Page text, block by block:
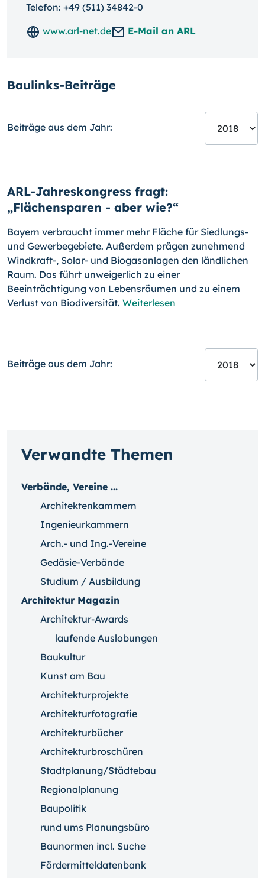
Telefon: +49 (511) 34842-0
www.arl-net.de
E-Mail an ARL
Baulinks-Beiträge
Beiträge aus dem Jahr:
ARL-Jahreskongress fragt:
„Flächensparen - aber wie?“
Bayern verbraucht immer mehr Fläche für Siedlungs-
und Ge­wer­be­ge­bie­te. Außerdem prägen zunehmend
Windkraft-, Solar- und Bio­gas­an­la­gen den ländlichen
Raum. Das führt unweigerlich zu einer
Beeinträchtigung von Lebensräumen und zu einem
Verlust von Biodiversität. Weiterlesen
Beiträge aus dem Jahr:
Verwandte Themen
Verbände, Vereine ...
Architektenkammern
Ingenieurkammern
Arch.- und Ing.-Vereine
Gedäsie-Verbände
Studium / Ausbildung
Architektur Magazin
Architektur-Awards
laufende Auslobungen
Baukultur
Kunst am Bau
Architekturprojekte
Architekturfotografie
Architekturbücher
Architekturbroschüren
Stadtplanung/Städtebau
Regionalplanung
Baupolitik
rund ums Planungsbüro
Baunormen incl. Suche
Fördermitteldatenbank